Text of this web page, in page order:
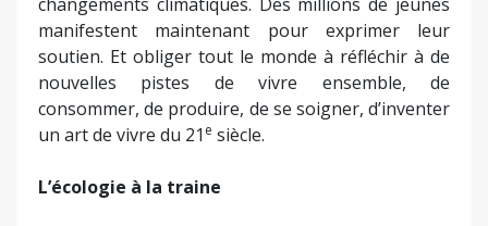
manifestent maintenant pour exprimer leur
soutien. Et obliger tout le monde à réfléchir à de
nouvelles pistes de vivre ensemble, de
consommer, de produire, de se soigner, d’inventer
un art de vivre du 21 e siècle.
L’écologie à la traine